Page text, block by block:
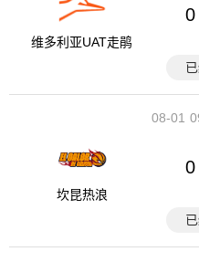
维多利亚UAT走鹃
0
08-01
坎昆热浪
0